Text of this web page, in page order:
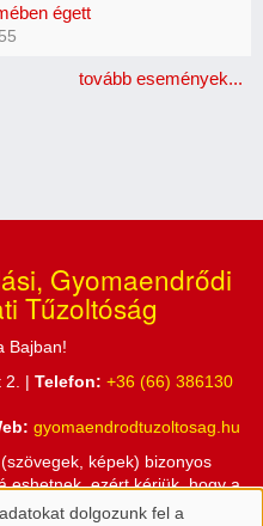
égett
tovább események...
Gyomaendrődi
Tűzoltóság
Bajban!
2. | Telefon: +36 (66) 386130
gyomaendrodtuzoltosag.hu
képek) bizonyos
eshetnek, ezért kérjük, hogy a
a Hunyai, Csárdaszállási,
dolgozunk fel a